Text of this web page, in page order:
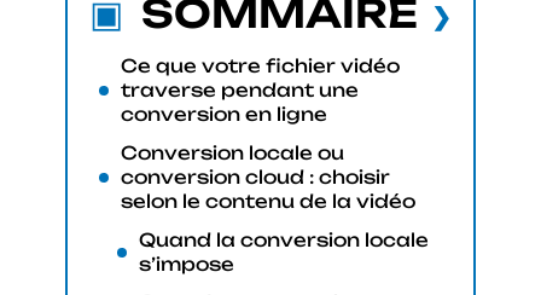
SOMMAIRE
Ce que votre fichier vidéo
traverse pendant une
conversion en ligne
Conversion locale ou
conversion cloud : choisir
selon le contenu de la vidéo
Quand la conversion locale
s’impose